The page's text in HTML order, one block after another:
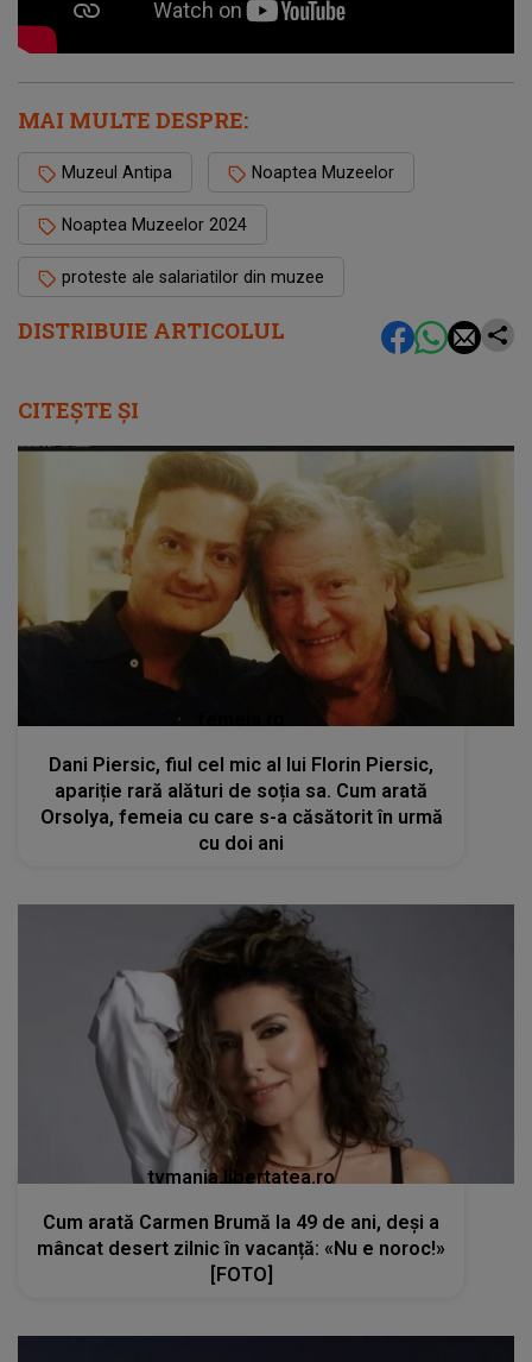
DISTRIBUIE ARTICOLUL
MAI MULTE DESPRE:
Muzeul Antipa Noaptea Muzeelor
Noaptea Muzeelor 2024
proteste ale salariatilor din muzee
CITEȘTE ȘI
Dani Piersic, fiul cel mic al lui Florin Piersic,
apariție rară alături de soția sa. Cum arată
Orsolya, femeia cu care s-a căsătorit în urmă
cu doi ani
tvmania.libertatea.ro
Cum arată Carmen Brumă la 49 de ani, deși a
mâncat desert zilnic în vacanță: «Nu e noroc!»
[FOTO]